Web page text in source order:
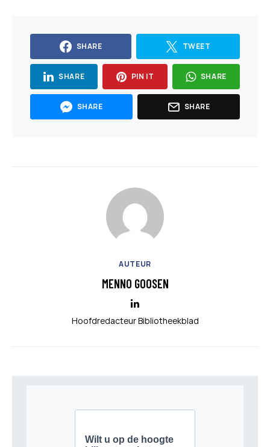
SHARE TWEET
SHARE PIN IT SHARE
SHARE SHARE
AUTEUR
MENNO GOOSEN
Hoofdredacteur Bibliotheekblad